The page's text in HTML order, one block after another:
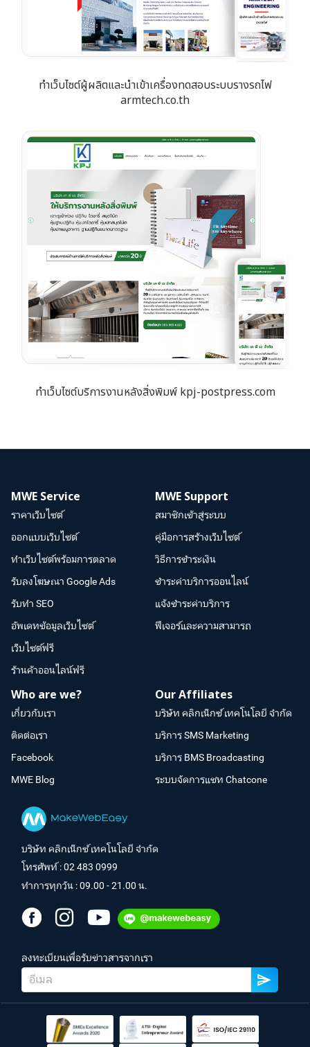
ทำเว็บไซต์ผู้ผลิตและนำเข้าเครื่องทดสอบระบบรางรถไฟ
armtech.co.th
ทำเว็บไซต์บริการงานหลังสิ่งพิมพ์ kpj-postpress.com
MWE Service
ราคาเว็บไซต์
ออกแบบเว็บไซต์
ทำเว็บไซต์พร้อมการตลาด
รับลงโฆษณา Google Ads
รับทำ SEO
อัพเดทข้อมูลเว็บไซต์
เว็บไซต์ฟรี
ร้านค้าออนไลน์ฟรี
MWE Support
สมาชิกเข้าสู่ระบบ
คู่มือการสร้างเว็บไซต์
วิธีการชำระเงิน
ชำระค่าบริการออนไลน์
แจ้งชำระค่าบริการ
ฟีเจอร์และความสามารถ
Who are we?
เกี่ยวกับเรา
ติดต่อเรา
Facebook
MWE Blog
Our Affiliates
บริษัท คลิกเน็กซ์ เทคโนโลยี จำกัด
บริการ SMS Marketing
บริการ BMS Broadcasting
ระบบจัดการแชท Chatcone
บริษัท คลิกเน็กซ์ เทคโนโลยี จำกัด
โทรศัพท์ :02 483 0999
ทำการทุกวัน : 09.00 - 21.00 น.
ลงทะเบียนเพื่อรับข่าวสารจากเรา